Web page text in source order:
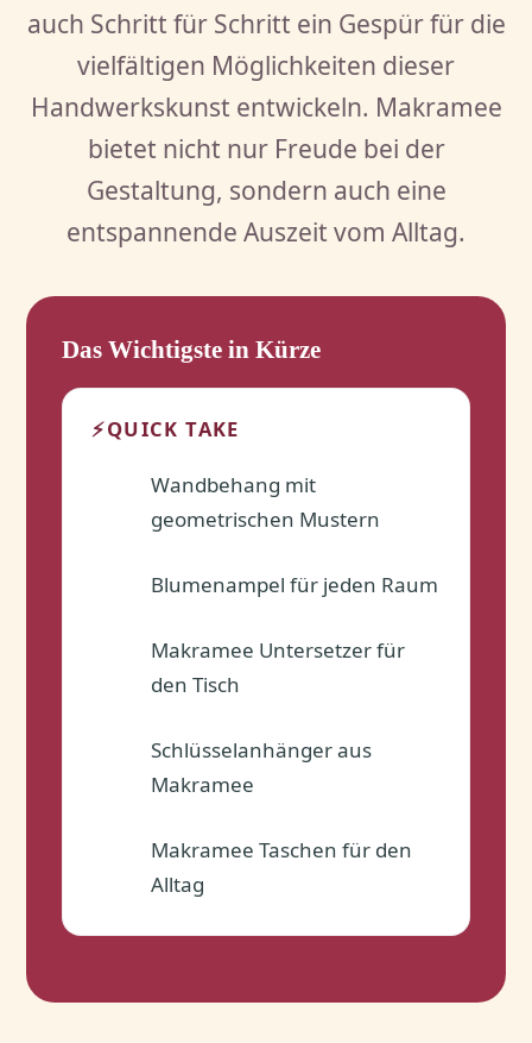
auch Schritt für Schritt ein Gespür für die
vielfältigen Möglichkeiten dieser
Handwerkskunst entwickeln. Makramee
bietet nicht nur Freude bei der
Gestaltung, sondern auch eine
entspannende Auszeit vom Alltag.
Das Wichtigste in Kürze
⚡QUICK TAKE
Wandbehang mit
geometrischen Mustern
Blumenampel für jeden Raum
Makramee Untersetzer für
den Tisch
Schlüsselanhänger aus
Makramee
Makramee Taschen für den
Alltag